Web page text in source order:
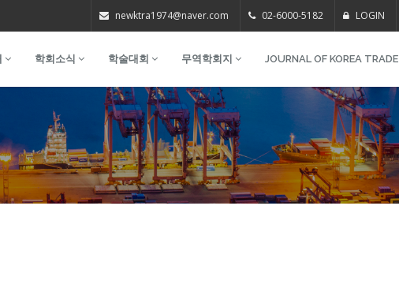
newktra1974@naver.com 02-6000-5182 LOGIN
학회소식 학술대회 무역학회지 JOURNAL OF KOREA TRADE